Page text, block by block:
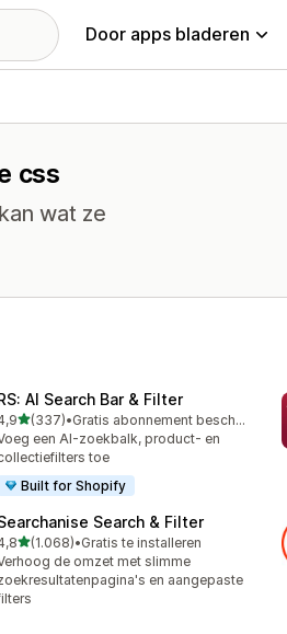
Door apps bladeren
css
wat ze
AI Search Bar & Filter
van 5 sterren
(337)
recensies in totaal
•
Gratis abonnement beschikbaar
een AI-zoekbalk, product- en
toe
Built for Shopify
Search & Filter
van 5 sterren
(1.068)
recensies in totaal
•Gratis te installeren
de omzet met slimme
en aangepaste